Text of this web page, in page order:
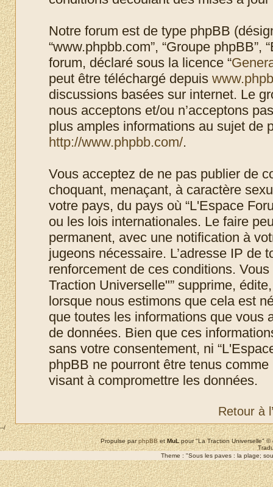
Notre forum est de type phpBB
“www.phpbb.com”, “Groupe
forum, déclaré sous la licence “
peut être téléchargé depuis
discussions basées sur internet. Le
nous acceptons et/ou n’acceptons
plus amples informations au sujet de
http://www.phpbb.com/.
Vous acceptez de ne pas publier de
choquant, menaçant, à caractère
votre pays, du pays où “L'Espace
ou les lois internationales. Le faire
permanent, avec une notification à
jugeons nécessaire. L’adresse IP de
renforcement de ces conditions.
Traction Universelle"” supprime,
lorsque nous estimons que cela est
que toutes les informations que vous
de données. Bien que ces
sans votre consentement, ni
phpBB ne pourront être tenus
visant à compromettre les données.
Retour à
--/
Propulse parphpBBetMuLpour "La Traction Universelle"
Theme : "Sous les paves : la plage;